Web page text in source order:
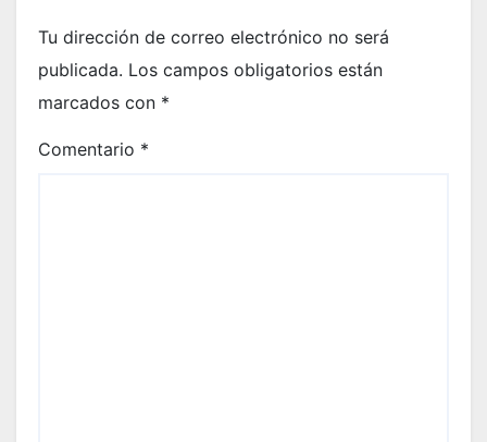
Tu dirección de correo electrónico no será
publicada. Los campos obligatorios están
marcados con *
Comentario *